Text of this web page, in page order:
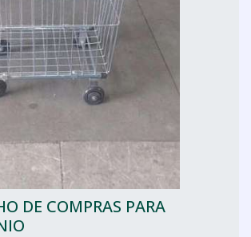
DE COMPRAS PARA